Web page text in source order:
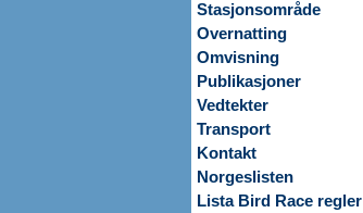
Stasjonsområde
Overnatting
Omvisning
Publikasjoner
Vedtekter
Transport
Kontakt
Norgeslisten
Lista Bird Race regler